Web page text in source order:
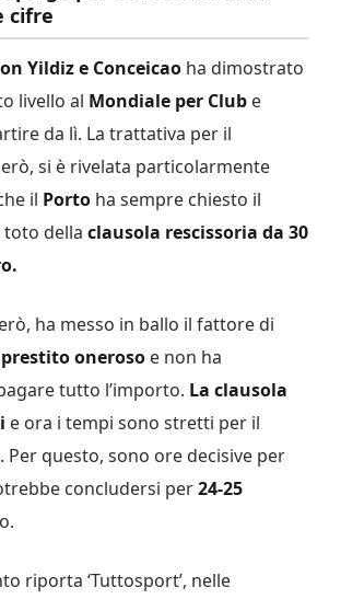
cifre
Yildiz e Conceicao ha dimostrato
livello al Mondiale per Club e
da lì. La trattativa per il
si è rivelata particolarmente
il Porto ha sempre chiesto il
della clausola rescissoria da 30
ha messo in ballo il fattore di
prestito oneroso e non ha
tutto l’importo. La clausola
e ora i tempi sono stretti per il
questo, sono ore decisive per
concludersi per24-25
riporta ‘Tuttosport’, nelle